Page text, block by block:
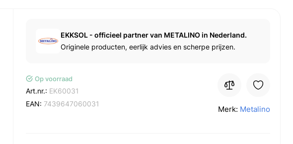
EKKSOL - officieel partner van METALINO in Nederland.
Originele producten, eerlijk advies en scherpe prijzen.
Op voorraad
Art.nr.: EK60031
EAN: 7439647060031
Merk: Metalino